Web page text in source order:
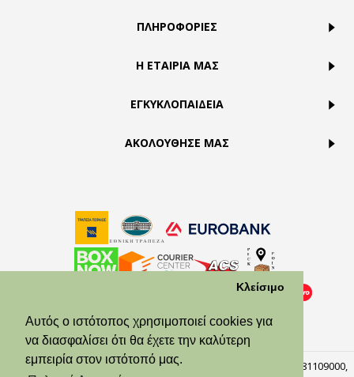
Αυτός ο ιστότοπος χρησιμοποιεί cookies για
να διασφαλίσει ότι θα έχετε την καλύτερη
εμπειρία στον ιστότοπό μας.
Κλείσιμο
ΠΛΗΡΟΦΟΡΙΕΣ
Η ΕΤΑΙΡΙΑ ΜΑΣ
ΕΓΚΥΚΛΟΠΑΙΔΕΙΑ
ΑΚΟΛΟΥΘΗΣΕ ΜΑΣ
© Theodora’s Jewelry 2026. All Rights Reserved. ΑΡ.ΓΕΜΗ:158381109000,